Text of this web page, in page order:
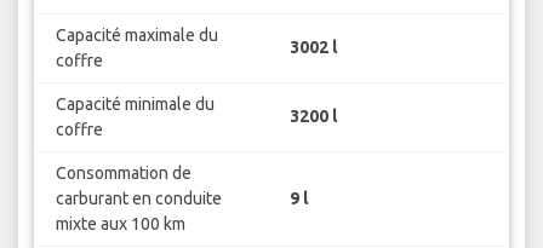
Capacité maximale du
coffre
3002 l
Capacité minimale du
coffre
3200 l
Consommation de
carburant en conduite
mixte aux 100 km
9 l